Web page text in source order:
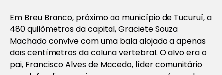
Em Breu Branco, próximo ao município de Tucuruí, a
480 quilômetros da capital, Graciete Souza
Machado convive com uma bala alojada a apenas
dois centímetros da coluna vertebral. O alvo era o
pai, Francisco Alves de Macedo, líder comunitário